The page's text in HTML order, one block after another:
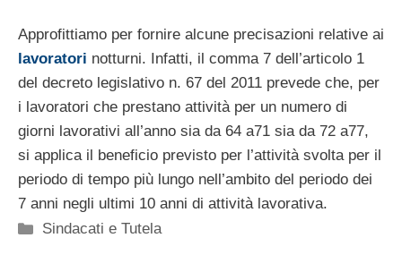
Approfittiamo per fornire alcune precisazioni relative ai
lavoratori notturni. Infatti, il comma 7 dell’articolo 1
del decreto legislativo n. 67 del 2011 prevede che, per
i lavoratori che prestano attività per un numero di
giorni lavorativi all’anno sia da 64 a71 sia da 72 a77,
si applica il beneficio previsto per l’attività svolta per il
periodo di tempo più lungo nell’ambito del periodo dei
7 anni negli ultimi 10 anni di attività lavorativa.
Categorie
Sindacati e Tutela